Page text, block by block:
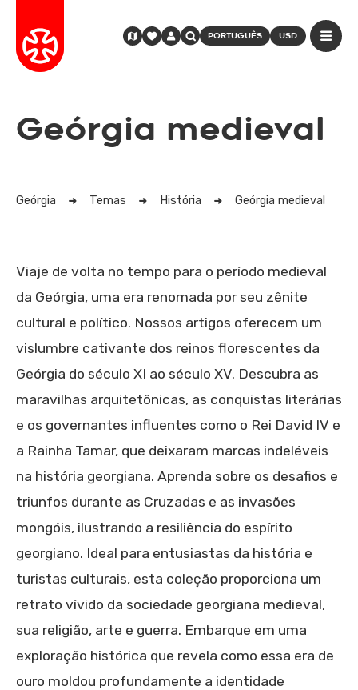
PORTUGUÊS USD
Geórgia medieval
Geórgia Temas História Geórgia medieval
Viaje de volta no tempo para o período medieval
da Geórgia, uma era renomada por seu zênite
cultural e político. Nossos artigos oferecem um
vislumbre cativante dos reinos florescentes da
Geórgia do século XI ao século XV. Descubra as
maravilhas arquitetônicas, as conquistas literárias
e os governantes influentes como o Rei David IV e
a Rainha Tamar, que deixaram marcas indeléveis
na história georgiana. Aprenda sobre os desafios e
triunfos durante as Cruzadas e as invasões
mongóis, ilustrando a resiliência do espírito
georgiano. Ideal para entusiastas da história e
turistas culturais, esta coleção proporciona um
retrato vívido da sociedade georgiana medieval,
sua religião, arte e guerra. Embarque em uma
exploração histórica que revela como essa era de
ouro moldou profundamente a identidade